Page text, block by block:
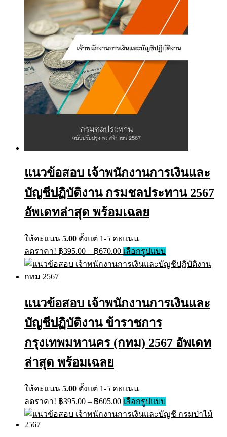
chosen
on
the
product
แนวข้อสอบ เจ้าพนักงานการเงินและ
บัญชีปฏิบัติงาน กรมชลประทาน 2567
อัพเดทล่าสุด พร้อมเฉลย
ให้คะแนน 5.00 ตั้งแต่ 1-5 คะแนน
ลดราคา! ฿395.00 – ฿670.00Price
range:
฿395.00
เลือกรูปแบบThis
product
has
options
on
the
แนวข้อสอบ เจ้าพนักงานการเงินและ
บัญชีปฏิบัติงาน ข้าราชการ
กรุงเทพมหานคร (กทม) 2567 อัพเดท
ล่าสุด พร้อมเฉลย
ให้คะแนน 5.00 ตั้งแต่ 1-5 คะแนน
ลดราคา! ฿395.00 – ฿605.00Price
range:
฿395.00
เลือกรูปแบบThis
product
has